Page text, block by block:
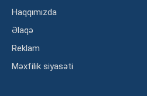
Haqqımızda
Əlaqə
Reklam
Məxfilik siyasəti